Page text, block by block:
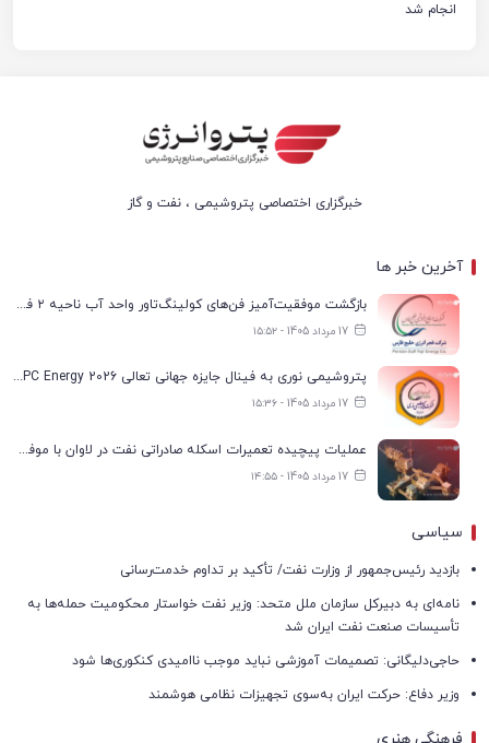
انجام شد
خبرگزاری اختصاصی پتروشیمی ، نفت و گاز
آخرین خبر ها
بازگشت موفقیت‌آمیز فن‌های کولینگ‌تاور واحد آب ناحیه ۲ فجر انرژی به مدار تولید
17 مرداد 1405 - ۱۵:۵۲
پتروشیمی نوری به فینال جایزه جهانی تعالی WPC Energy 2026 رسید
17 مرداد 1405 - ۱۵:۳۶
عملیات پیچیده تعمیرات اسکله صادراتی نفت در لاوان با موفقیت انجام شد
17 مرداد 1405 - ۱۴:۵۵
سیاسی
بازدید رئیس‌جمهور از وزارت نفت/ تأکید بر تداوم خدمت‌رسانی
نامه‌ای به دبیرکل سازمان ملل متحد: وزیر نفت خواستار محکومیت حمله‌ها به
تأسیسات صنعت نفت ایران شد
حاجی‌دلیگانی: تصمیمات آموزشی نباید موجب ناامیدی کنکوری‌ها شود
وزیر دفاع: حرکت ایران به‌سوی تجهیزات نظامی هوشمند